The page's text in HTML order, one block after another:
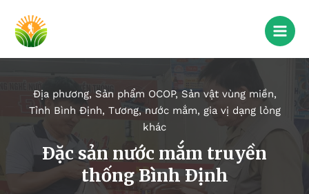
Địa phương, Sản phẩm OCOP, Sản vật vùng miền,
Tỉnh Bình Định, Tương, nước mắm, gia vị dạng lỏng
khác
Ðặc sản nước mắm truyền
thống Bình Ðịnh